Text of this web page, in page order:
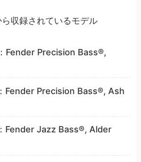
収録されているモデル
Fender Precision Bass®,
Fender Precision Bass®, Ash
Fender Jazz Bass®, Alder